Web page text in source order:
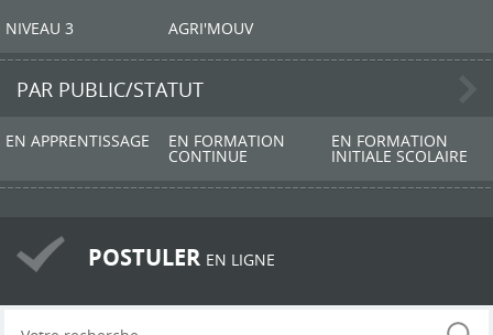
NIVEAU 3 AGRI'MOUV
PAR PUBLIC/STATUT
EN APPRENTISSAGE EN FORMATION
CONTINUE
EN FORMATION
INITIALE SCOLAIRE
POSTULER EN LIGNE